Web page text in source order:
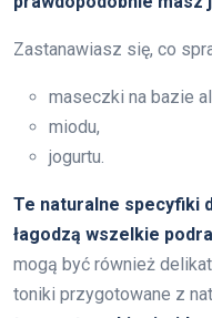
Zastanawiasz się, co
maseczki na bazie
miodu,
jogurtu.
Te naturalne specyfiki
łagodzą wszelkie
mogą być również
toniki przygotowane z